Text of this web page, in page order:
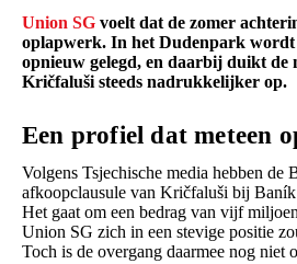
Union SG voelt dat de zomer
oplapwerk. In het Dudenpark wordt
opnieuw gelegd, en daarbij duikt de
Kričfaluši steeds nadrukkelijker op.
Een profiel dat meteen
Volgens Tsjechische media hebben de
afkoopclausule van Kričfaluši bij Baník
Het gaat om een bedrag van vijf
Union SG zich in een stevige positie
Toch is de overgang daarmee nog niet